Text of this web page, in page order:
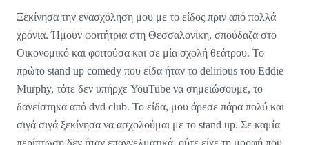
Ξεκίνησα την ενασχόληση μου με το είδος πριν από πολλά
χρόνια. Ήμουν φοιτήτρια στη Θεσσαλονίκη, σπούδαζα στο
Οικονομικό και φοιτούσα και σε μία σχολή θεάτρου. Το
πρώτο stand up comedy που είδα ήταν το delirious του Eddie
Murphy, τότε δεν υπήρχε YouTube να σημειώσουμε, το
δανείστηκα από dvd club. Το είδα, μου άρεσε πάρα πολύ και
σιγά σιγά ξεκίνησα να ασχολούμαι με το stand up. Σε καμία
περίπτωση δεν ήταν επαγγελματικά, ούτε είχε τη μορφή που